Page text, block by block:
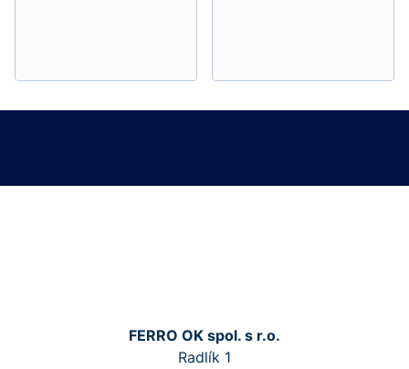
FERRO OK spol. s r.o.
Radlík 1